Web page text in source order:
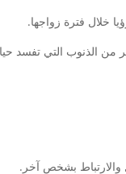
خلال فترة زواجها.
الذنوب التي تفسد
والارتباط بشخص آخر.